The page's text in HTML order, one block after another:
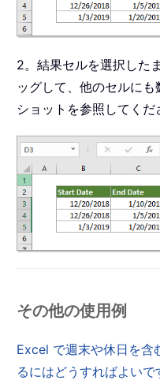
2。結果セルを選択したま
ッグして、他のセルに
ショットを参照してくだ
その他の使用例
Excel で週末や休日を含
るにはどうすればよいで